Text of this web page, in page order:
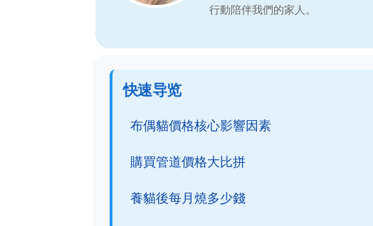
行動陪伴我們的家人。
快速导览
布偶貓價格核心影響因素
購買管道價格大比拼
養貓後每月燒多少錢